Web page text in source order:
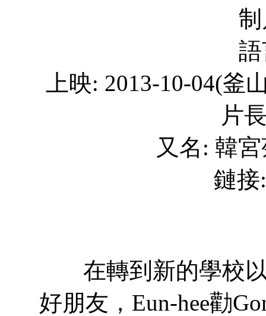
上映: 2013-10-04(釜
片
又名: 韓
鏈接
在轉到新的學校以
好朋友，Eun-hee勸